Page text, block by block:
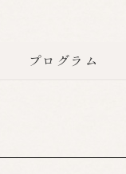
プログラム